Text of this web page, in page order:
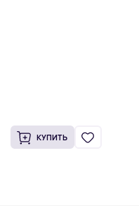
КУПИТЬ